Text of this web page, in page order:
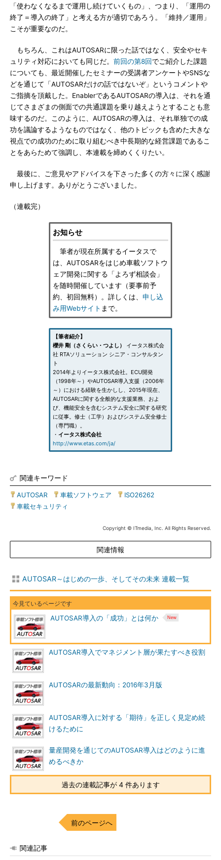
「使わなくなるまで運用し続けていくもの」、つまり、「運用の
終了＝導入の終了」と考える方が適切であろう。「維持／運用」
こそが重要なのだ。
もちろん、これはAUTOSARに限った話ではなく、安全やセキ
ュリティ対応においても同じだ。 前回の第8回でご紹介した課題
についても、最近開催したセミナーの受講者アンケートやSNSな
どを通じて「AUTOSARだけの話ではないぞ」というコメントや
ご指摘を頂戴した。EnablerであるAUTOSARの導入は、それを通
じてさまざまの側面での共通課題を乗り越えようとすることも意
味するのだ。このように、AUTOSARの導入は、それ単独での成
功を議論するようなものではなく、他のトピックも含めた大きな
視点での成功のために取り組むべき中長期的な経営課題であるこ
とをあらためて強調し、本連載を締めくくりたい。
最後に、ご意見やアドバイスを下さった多くの方々に深く感謝
申し上げます。ありがとうございました。
（連載完）
お知らせ
筆者が現在所属するイータスで
は、AUTOSARをはじめ車載ソフトウ
ェア開発に関する「よろず相談会」
を随時開催しています（要事前予
約、初回無料）。詳しくは、 申し込
み用Webサイト まで。
【筆者紹介】
櫻井 剛（さくらい・つよし）
イータス株式会
社 RTAソリューション シニア・コンサルタン
ト
2014年よりイータス株式会社。ECU開発
（1998年～）やAUTOSAR導入支援（2006年
～）における経験を生かしし、2015年現在、
AUTOSARに関する全般的な支援業務、およ
び、機能安全を含むシステム安全に関する研究
に従事。修士（工学）およびシステム安全修士
（専門職）。
・ イータス株式会社
http://www.etas.com/ja/
関連キーワード
AUTOSAR 車載ソフトウェア ISO26262
車載セキュリティ
Copyright © ITmedia, Inc. All Rights Reserved.
関連情報
AUTOSAR～はじめの一歩、そしてその未来 連載一覧
AUTOSAR導入の「成功」とは何か
AUTOSAR導入でマネジメント層が果たすべき役割
AUTOSARの最新動向：2016年3月版
AUTOSAR導入に対する「期待」を正しく見定め続
けるために
量産開発を通じてのAUTOSAR導入はどのように進
めるべきか
過去の連載記事が 4 件あります
前のページへ
関連記事